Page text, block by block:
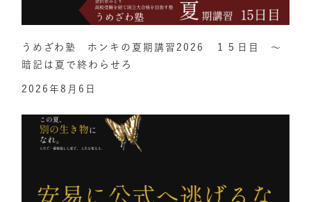
うめざわ塾 ホンキの夏期講習2026 １５日目 ～
暗記は夏で終わらせろ
2026年8月6日